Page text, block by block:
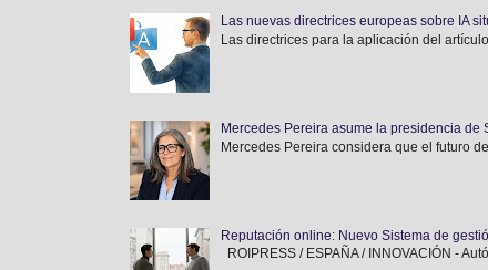
Las nuevas directrices europeas sobre IA
Las directrices para la aplicación del
Mercedes Pereira asume la presidencia
Mercedes Pereira considera que el futuro
Reputación online: Nuevo Sistema de
ROIPRESS / ESPAÑA / INNOVACIÓN -